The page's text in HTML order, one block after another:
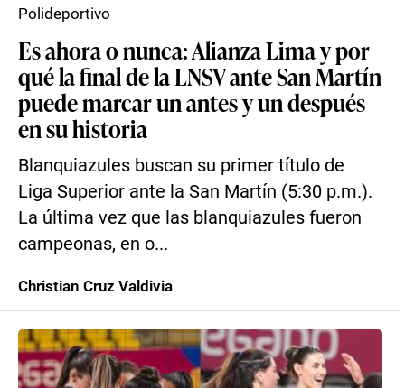
Es ahora o nunca: Alianza Lima y por
qué la final de la LNSV ante San Martín
puede marcar un antes y un después
en su historia
Blanquiazules buscan su primer título de
Liga Superior ante la San Martín (5:30 p.m.).
La última vez que las blanquiazules fueron
campeonas, en o...
Polideportivo
Christian Cruz Valdivia